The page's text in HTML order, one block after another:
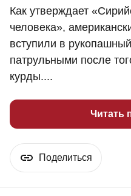
Как утверждает
человека»,
вступили в
патрульными после
курды....
Читать
Поделиться